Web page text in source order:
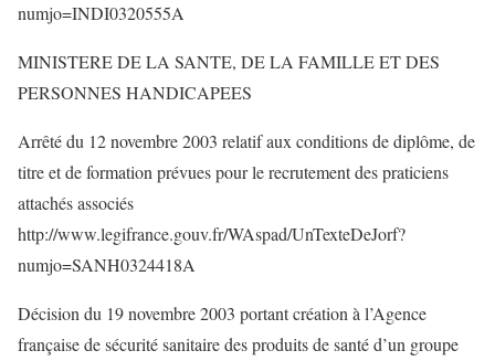
numjo=INDI0320555A
MINISTERE DE LA SANTE, DE LA FAMILLE ET DES
PERSONNES HANDICAPEES
Arrêté du 12 novembre 2003 relatif aux conditions de diplôme, de
titre et de formation prévues pour le recrutement des praticiens
attachés associés
http://www.legifrance.gouv.fr/WAspad/UnTexteDeJorf?
numjo=SANH0324418A
Décision du 19 novembre 2003 portant création à l’Agence
française de sécurité sanitaire des produits de santé d’un groupe